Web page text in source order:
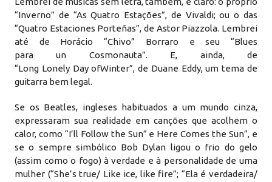
“Inverno” de “As Quatro Estações”, de Vivaldi; ou o das
“Quatro Estaciones Porteñas”, de Astor Piazzola. Lembrei
até de Horácio “Chivo” Borraro e seu “Blues
para un Cosmonauta”. E, ainda, de
“Long Lonely Day ofWinter”, de Duane Eddy, um tema de
guitarra bem legal.
Se os Beatles, ingleses habituados a um mundo cinza,
expressaram sua realidade em canções que acolhem o
calor, como “I’ll Follow the Sun” e Here Comes the Sun”, e
se o sempre simbólico Bob Dylan ligou o frio do gelo
(assim como o fogo) à verdade e à personalidade de uma
mulher (“She’s true/ Like ice, like fire”; “Ela é verdadeira/